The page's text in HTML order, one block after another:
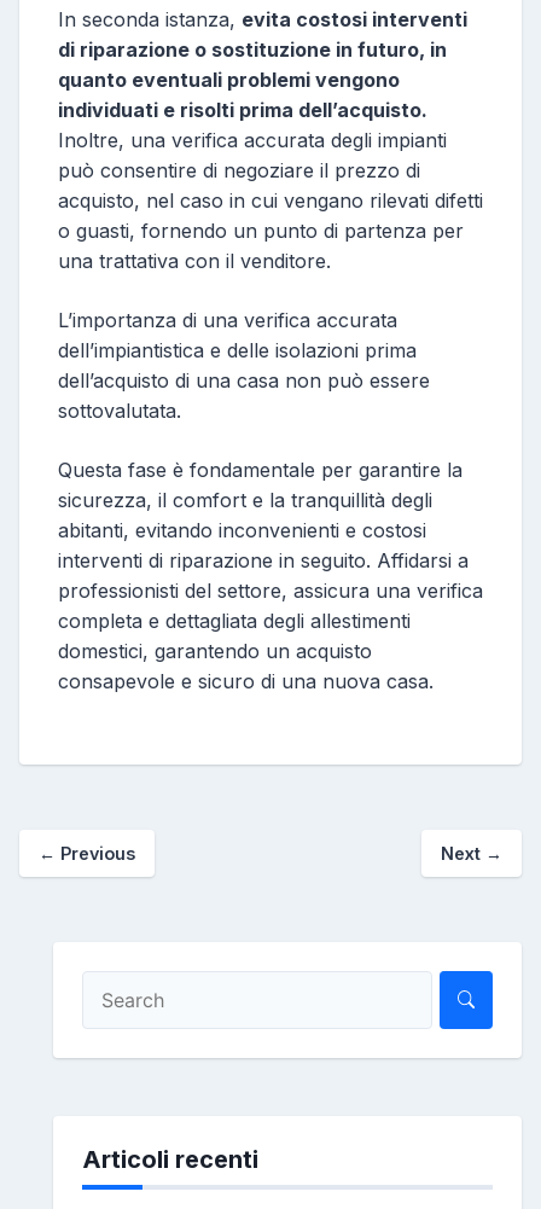
In seconda istanza, evita costosi interventi
di riparazione o sostituzione in futuro, in
quanto eventuali problemi vengono
individuati e risolti prima dell’acquisto.
Inoltre, una verifica accurata degli impianti
può consentire di negoziare il prezzo di
acquisto, nel caso in cui vengano rilevati difetti
o guasti, fornendo un punto di partenza per
una trattativa con il venditore.
L’importanza di una verifica accurata
dell’impiantistica e delle isolazioni prima
dell’acquisto di una casa non può essere
sottovalutata.
Questa fase è fondamentale per garantire la
sicurezza, il comfort e la tranquillità degli
abitanti, evitando inconvenienti e costosi
interventi di riparazione in seguito. Affidarsi a
professionisti del settore, assicura una verifica
completa e dettagliata degli allestimenti
domestici, garantendo un acquisto
consapevole e sicuro di una nuova casa.
← Previous Next →
Articoli recenti